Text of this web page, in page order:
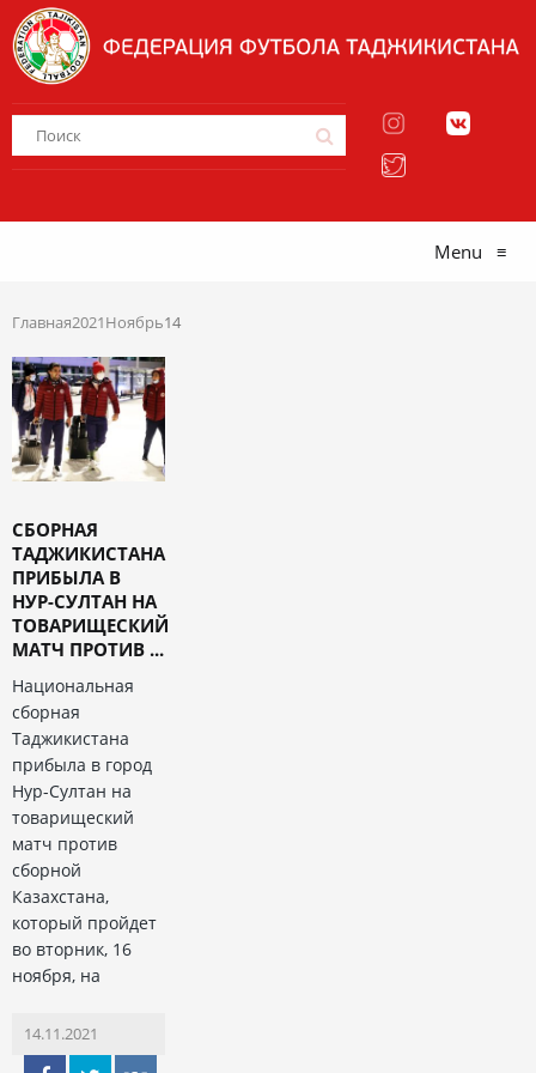
Menu ≡
Главная2021Ноябрь14
СБОРНАЯ
ТАДЖИКИСТАНА
ПРИБЫЛА В
НУР-СУЛТАН НА
ТОВАРИЩЕСКИЙ
МАТЧ ПРОТИВ ...
Национальная
сборная
Таджикистана
прибыла в город
Нур-Султан на
товарищеский
матч против
сборной
Казахстана,
который пройдет
во вторник, 16
ноября, на
14.11.2021